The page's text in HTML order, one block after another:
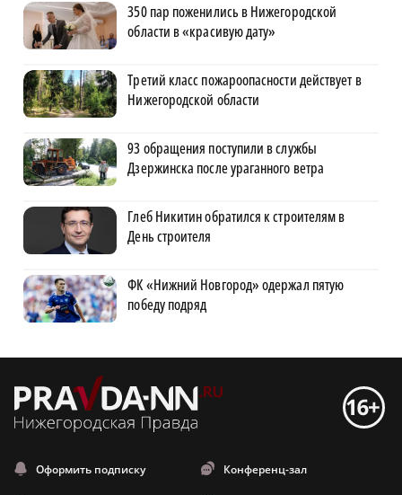
350 пар поженились в Нижегородской
области в «красивую дату»
Третий класс пожароопасности действует в
Нижегородской области
93 обращения поступили в службы
Дзержинска после ураганного ветра
Глеб Никитин обратился к строителям в
День строителя
ФК «Нижний Новгород» одержал пятую
победу подряд
Оформить подписку Конференц-зал